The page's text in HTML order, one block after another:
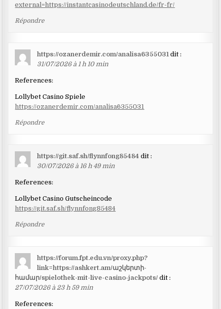
external=https://instantcasinodeutschland.de/fr-fr/
Répondre
https://ozanerdemir.com/analisa6355031 dit :
31/07/2026 à 1 h 10 min
References:
Lollybet Casino Spiele
https://ozanerdemir.com/analisa6355031
Répondre
https://git.saf.sh/flynnfong85484 dit :
30/07/2026 à 16 h 49 min
References:
Lollybet Casino Gutscheincode
https://git.saf.sh/flynnfong85484
Répondre
https://forum.fpt.edu.vn/proxy.php?
link=https://ashkert.am/աշկերտի-
համար/spielothek-mit-live-casino-jackpots/ dit :
27/07/2026 à 23 h 59 min
References: